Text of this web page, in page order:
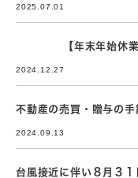
2025.07.01
【年末年始休業の
2024.12.27
不動産の売買・贈与の
2024.09.13
台風接近に伴い８月３